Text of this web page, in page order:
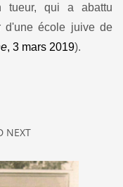
tueur, qui a abattu
d'une école juive de
, 3 mars 2019).
NEXT